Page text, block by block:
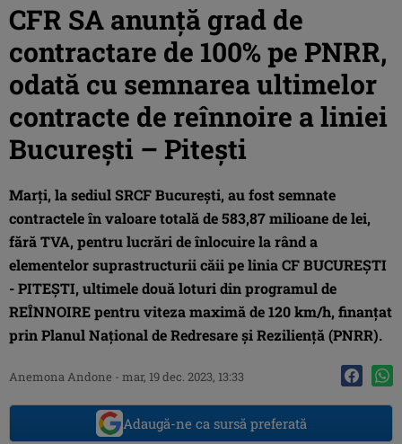
CFR SA anunță grad de
contractare de 100% pe PNRR,
odată cu semnarea ultimelor
contracte de reînnoire a liniei
București – Pitești
Marți, la sediul SRCF București, au fost semnate
contractele în valoare totală de 583,87 milioane de lei,
fără TVA, pentru lucrări de înlocuire la rând a
elementelor suprastructurii căii pe linia CF BUCUREȘTI
- PITEȘTI, ultimele două loturi din programul de
REÎNNOIRE pentru viteza maximă de 120 km/h, finanțat
prin Planul Naţional de Redresare și Reziliență (PNRR).
Anemona Andone - mar, 19 dec. 2023, 13:33
Adaugă-ne ca sursă preferată